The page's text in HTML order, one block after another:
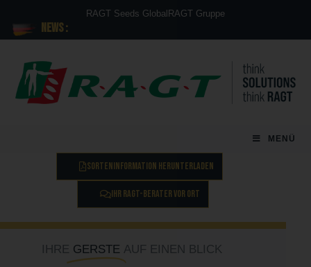
News :
RAGT Seeds Global RAGT Gruppe
MENÜ
SORTENINFORMATION HERUNTERLADEN
IHR RAGT-BERATER VOR ORT
IHRE GERSTE AUF EINEN BLICK